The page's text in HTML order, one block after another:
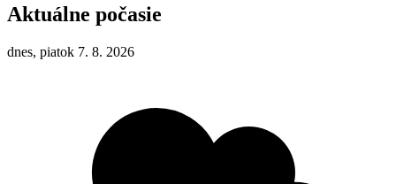
Aktuálne počasie
dnes, piatok 7. 8. 2026